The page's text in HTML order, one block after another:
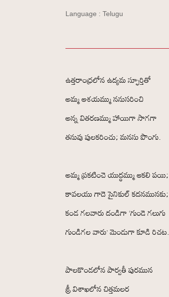
Language : Telugu
ఉత్తరాంధ్రలోన ఉద్యమ స్ఫూర్తితో
అమ్మ ఆశయమ్ము ననుసరించి
అన్న వితరణమ్ము హాయిగా సాగగా
తనువు పులకరించు; మనసు పొంగు.
అమ్మ ప్రకటించె యుద్ధమ్ము ఆకలి పయి;
కావలయు గాదె సైనికుల్ కదనమునకు;
కండ గలవారు దండిగా ‘గుండె గలుగు
గుండిగల వారు’ మెండుగా కూడి రిచట.
పాలకొండలోన పార్వతీ పురమున
శ్రీ విశాఖలోన చిత్తమలర